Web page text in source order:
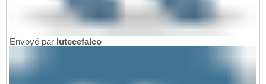
Envoyé par lutecefalco